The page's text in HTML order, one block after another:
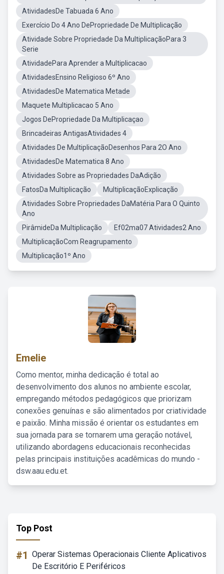
AtividadesDe Tabuada 6 Ano
Exercício Do 4 Ano DePropriedade De Multiplicação
Atividade Sobre Propriedade Da MultiplicaçãoPara 3
Serie
AtividadePara Aprender a Multiplicacao
AtividadesEnsino Religioso 6º Ano
AtividadesDe Matematica Metade
Maquete Multiplicacao 5 Ano
Jogos DePropriedade Da Multiplicaçao
Brincadeiras AntigasAtividades 4
Atividades De MultiplicaçãoDesenhos Para 2O Ano
AtividadesDe Matematica 8 Ano
Atividades Sobre as Propriedades DaAdição
FatosDa Multiplicação
MultiplicaçãoExplicação
Atividades Sobre Propriedades DaMatéria Para O Quinto
Ano
PirâmideDa Multiplicação
Ef02ma07 Atividades2 Ano
MultiplicaçãoCom Reagrupamento
Multiplicação1º Ano
Emelie
Como mentor, minha dedicação é total ao
desenvolvimento dos alunos no ambiente escolar,
empregando métodos pedagógicos que priorizam
conexões genuínas e são alimentados por criatividade
e paixão. Minha missão é orientar os estudantes em
sua jornada para se tornarem uma geração notável,
utilizando abordagens educacionais reconhecidas
pelas principais instituições acadêmicas do mundo -
dsw.aau.edu.et.
Top Post
#1 Operar Sistemas Operacionais Cliente Aplicativos
De Escritório E Periféricos